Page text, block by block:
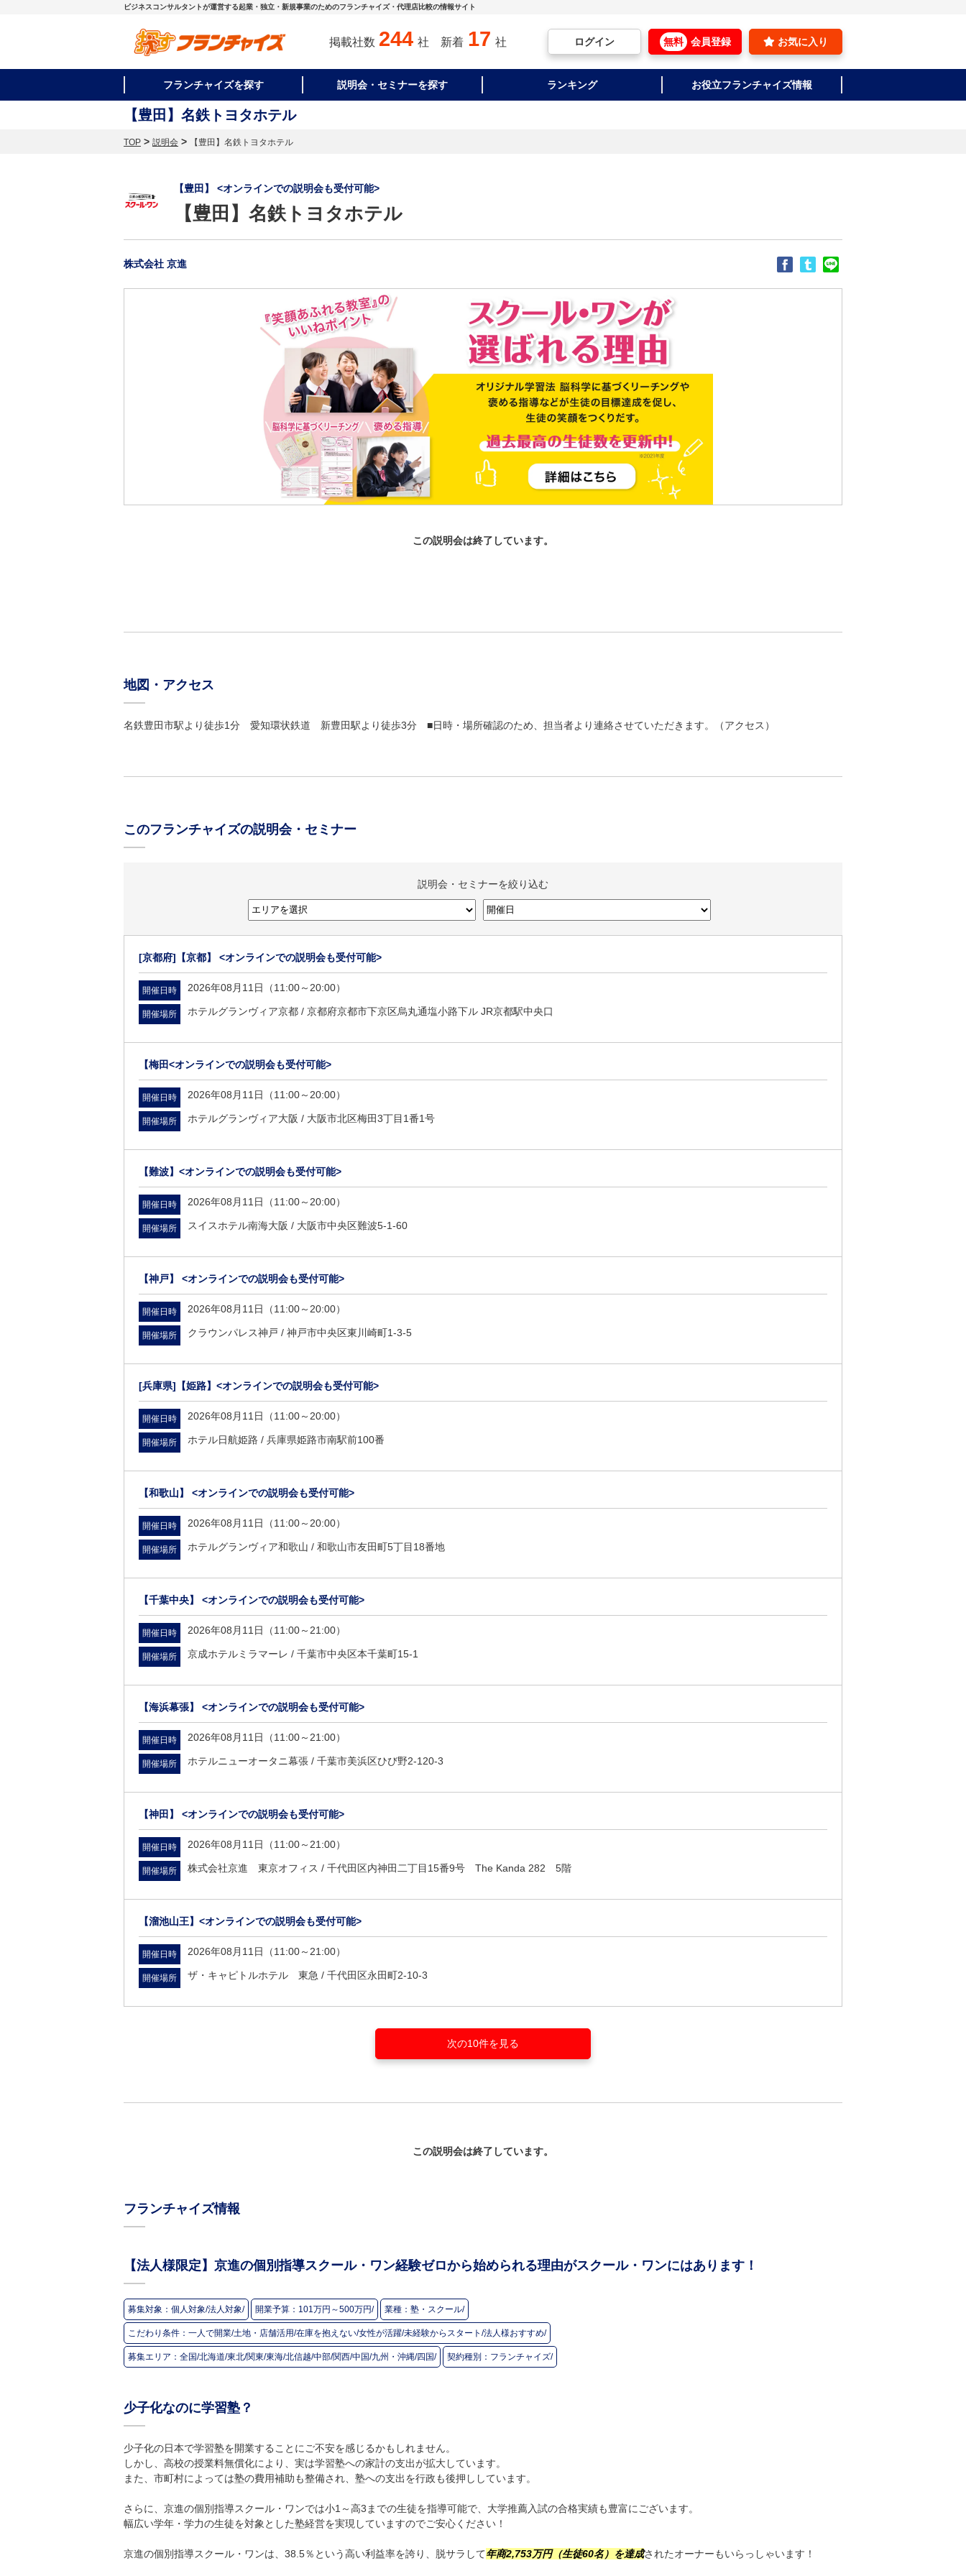
ビジネスコンサルタントが運営する起業・独立・新規事業のためのフランチャイズ・代理店比較の情報サイト
掲載社数 244 社 新着 17 社 ログイン 無料 会員登録 お気に入り
フランチャイズを探す 説明会・セミナーを探す ランキング お役立フランチャイズ情報
【豊田】名鉄トヨタホテル
TOP > 説明会 > 【豊田】名鉄トヨタホテル
【豊田】 <オンラインでの説明会も受付可能>
【豊田】名鉄トヨタホテル
株式会社 京進
この説明会は終了しています。
地図・アクセス
名鉄豊田市駅より徒歩1分 愛知環状鉄道 新豊田駅より徒歩3分 ■日時・場所確認のため、担当者より連絡させていただきます。（アクセス ）
このフランチャイズの説明会・セミナー
説明会・セミナーを絞り込む
[京都府] 【京都】 <オンラインでの説明会も受付可能>
開催日時 2026年08月11日（11:00～20:00）
開催場所 ホテルグランヴィア京都 / 京都府京都市下京区烏丸通塩小路下ル JR京都駅中央口
【梅田<オンラインでの説明会も受付可能>
開催日時 2026年08月11日（11:00～20:00）
開催場所 ホテルグランヴィア大阪 / 大阪市北区梅田3丁目1番1号
【難波】<オンラインでの説明会も受付可能>
開催日時 2026年08月11日（11:00～20:00）
開催場所 スイスホテル南海大阪 / 大阪市中央区難波5-1-60
【神戸】 <オンラインでの説明会も受付可能>
開催日時 2026年08月11日（11:00～20:00）
開催場所 クラウンパレス神戸 / 神戸市中央区東川崎町1-3-5
[兵庫県] 【姫路】<オンラインでの説明会も受付可能>
開催日時 2026年08月11日（11:00～20:00）
開催場所 ホテル日航姫路 / 兵庫県姫路市南駅前100番
【和歌山】 <オンラインでの説明会も受付可能>
開催日時 2026年08月11日（11:00～20:00）
開催場所 ホテルグランヴィア和歌山 / 和歌山市友田町5丁目18番地
【千葉中央】 <オンラインでの説明会も受付可能>
開催日時 2026年08月11日（11:00～21:00）
開催場所 京成ホテルミラマーレ / 千葉市中央区本千葉町15-1
【海浜幕張】 <オンラインでの説明会も受付可能>
開催日時 2026年08月11日（11:00～21:00）
開催場所 ホテルニューオータニ幕張 / 千葉市美浜区ひび野2-120-3
【神田】 <オンラインでの説明会も受付可能>
開催日時 2026年08月11日（11:00～21:00）
開催場所 株式会社京進 東京オフィス / 千代田区内神田二丁目15番9号 The Kanda 282 5階
【溜池山王】<オンラインでの説明会も受付可能>
開催日時 2026年08月11日（11:00～21:00）
開催場所 ザ・キャピトルホテル 東急 / 千代田区永田町2-10-3
次の10件を見る
この説明会は終了しています。
フランチャイズ情報
【法人様限定】京進の個別指導スクール・ワン経験ゼロから始められる理由がスクール・ワンにはあります！
募集対象： 個人対象/法人対象/ 開業予算： 101万円～500万円/ 業種： 塾・スクール/
こだわり条件： 一人で開業/土地・店舗活用/在庫を抱えない/女性が活躍/未経験からスタート/法人様おすすめ/
募集エリア： 全国/北海道/東北/関東/東海/北信越/中部/関西/中国/九州・沖縄/四国/ 契約種別： フランチャイズ/
少子化なのに学習塾？
少子化の日本で学習塾を開業することにご不安を感じるかもしれません。
しかし、高校の授業料無償化により、実は学習塾への家計の支出が拡大しています。
また、市町村によっては塾の費用補助も整備され、塾への支出を行政も後押ししています。
さらに、京進の個別指導スクール・ワンでは小1～高3までの生徒を指導可能で、大学推薦入試の合格実績も豊富にございます。
幅広い学年・学力の生徒を対象とした塾経営を実現していますのでご安心ください！
京進の個別指導スクール・ワンは、38.5％という高い利益率を誇り、脱サラして年商2,753万円（生徒60名）を達成されたオーナーもいらっしゃいます！